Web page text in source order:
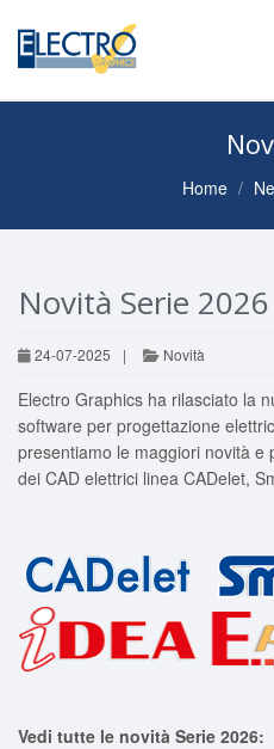
Home
Novità Serie
24-07-2025 | Novità
Electro Graphics ha rilasciato la
software per progettazione
presentiamo le maggiori novità
dei CAD elettrici linea CADelet,
Vedi tutte le novità Serie 2026: